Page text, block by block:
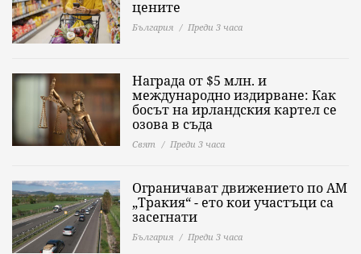
цените
България Преди 3 часа
Награда от $5 млн. и
международно издирване: Как
босът на ирландския картел се
озова в съда
Свят Преди 3 часа
Ограничават движението по АМ
„Тракия“ - ето кои участъци са
засегнати
България Преди 3 часа